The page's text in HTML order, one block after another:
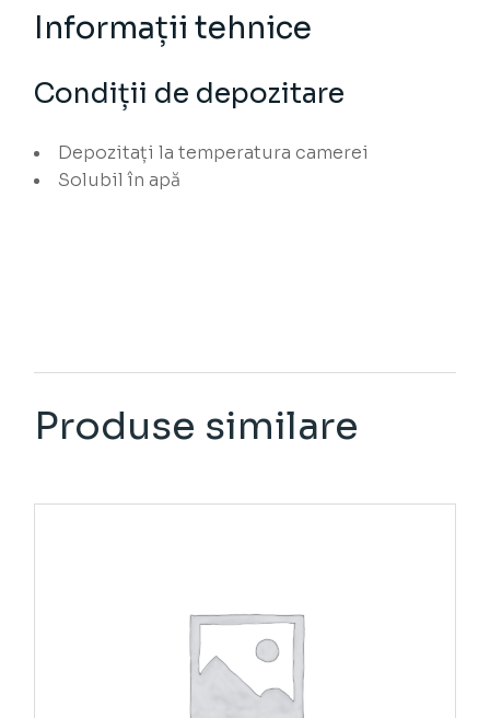
Informații tehnice
Condiții de depozitare
Depozitați la temperatura camerei
Solubil în apă
Produse similare